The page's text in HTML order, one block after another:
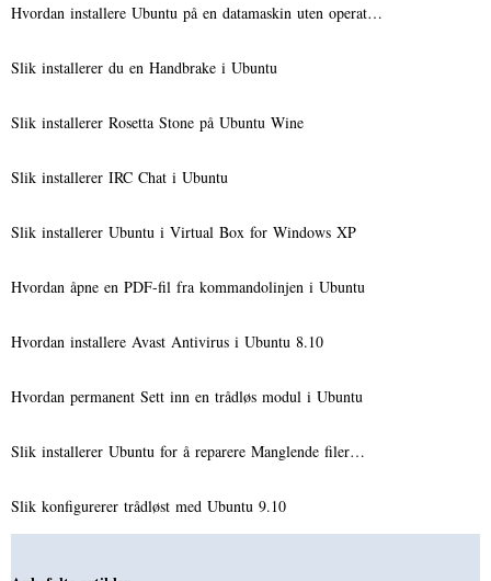
Hvordan installere Ubuntu på en datamaskin uten operat…
Slik installerer du en Handbrake i Ubuntu
Slik installerer Rosetta Stone på Ubuntu Wine
Slik installerer IRC Chat i Ubuntu
Slik installerer Ubuntu i Virtual Box for Windows XP
Hvordan åpne en PDF-fil fra kommandolinjen i Ubuntu
Hvordan installere Avast Antivirus i Ubuntu 8.10
Hvordan permanent Sett inn en trådløs modul i Ubuntu
Slik installerer Ubuntu for å reparere Manglende filer…
Slik konfigurerer trådløst med Ubuntu 9.10